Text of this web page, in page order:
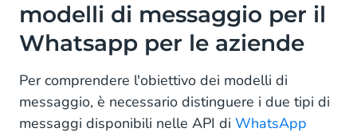
Che aspetto ha un modello di messaggio?
Come registrare nuovi modelli di messaggio
modelli di messaggio per il
Whatsapp per le aziende
Per comprendere l'obiettivo dei modelli di
messaggio, è necessario distinguere i due tipi di
messaggi disponibili nelle API di WhatsApp